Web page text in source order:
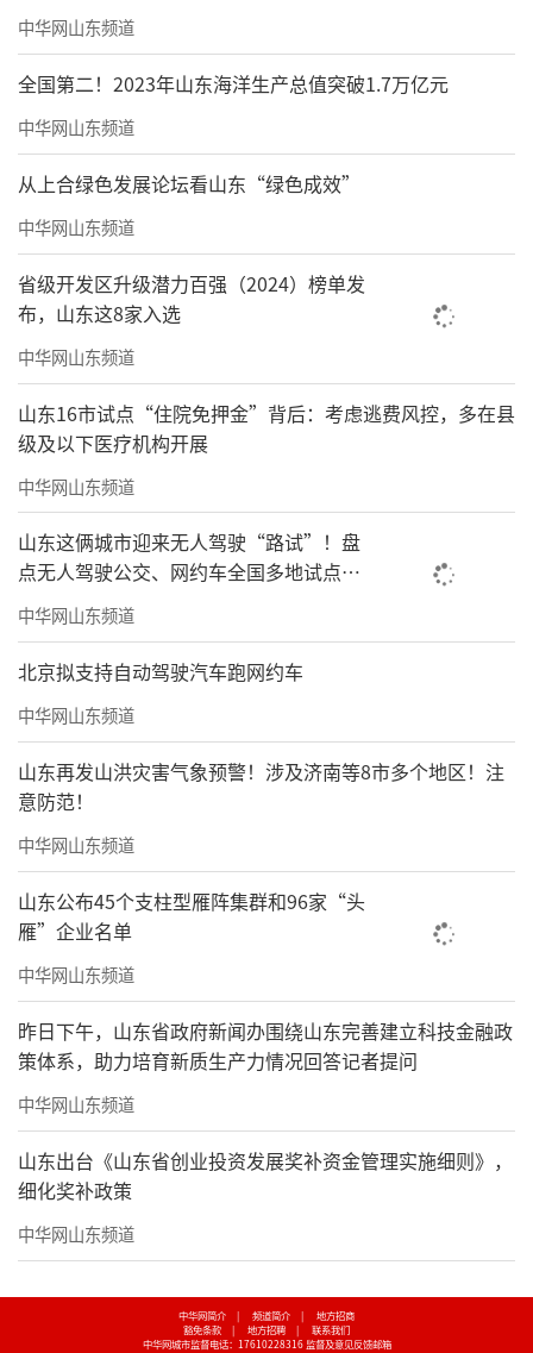
中华网山东频道
全国第二！2023年山东海洋生产总值突破1.7万亿元
中华网山东频道
从上合绿色发展论坛看山东“绿色成效”
中华网山东频道
省级开发区升级潜力百强（2024）榜单发
布，山东这8家入选
中华网山东频道
山东16市试点“住院免押金”背后：考虑逃费风控，多在县
级及以下医疗机构开展
中华网山东频道
山东这俩城市迎来无人驾驶“路试”！盘
点无人驾驶公交、网约车全国多地试点之
路
中华网山东频道
北京拟支持自动驾驶汽车跑网约车
中华网山东频道
山东再发山洪灾害气象预警！涉及济南等8市多个地区！注
意防范！
中华网山东频道
山东公布45个支柱型雁阵集群和96家“头
雁”企业名单
中华网山东频道
昨日下午，山东省政府新闻办围绕山东完善建立科技金融政
策体系，助力培育新质生产力情况回答记者提问
中华网山东频道
山东出台《山东省创业投资发展奖补资金管理实施细则》，
细化奖补政策
中华网山东频道
中华网简介 | 频道简介 |
地方招商
豁免条款
| 地方招聘 |
联系我们
中华网城市监督电话：17610228316 监督及意见反馈邮箱